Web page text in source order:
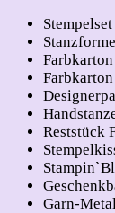
Reststück
Garn-